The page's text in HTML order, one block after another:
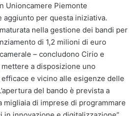
Unioncamere Piemonte
aggiunto per questa iniziativa.
nella gestione dei bandi per
di 1,2 milioni di euro
– concludono Cirio e
a disposizione uno
e vicino alle esigenze delle
del bando è prevista a
migliaia di imprese di programmare